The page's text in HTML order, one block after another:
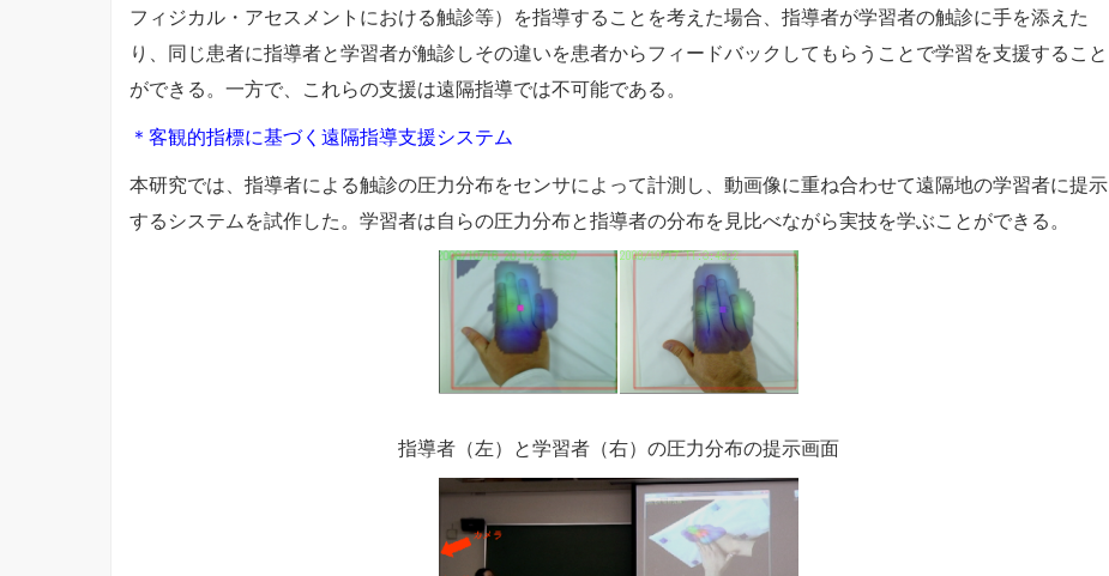
フィジカル・アセスメントにおける触診等）を指導することを考えた場合、指導者が学習者の触診に手を添えた
り、同じ患者に指導者と学習者が触診しその違いを患者からフィードバックしてもらうことで学習を支援すること
ができる。一方で、これらの支援は遠隔指導では不可能である。
＊客観的指標に基づく遠隔指導支援システム
本研究では、指導者による触診の圧力分布をセンサによって計測し、動画像に重ね合わせて遠隔地の学習者に提示
するシステムを試作した。学習者は自らの圧力分布と指導者の分布を見比べながら実技を学ぶことができる。
指導者（左）と学習者（右）の圧力分布の提示画面